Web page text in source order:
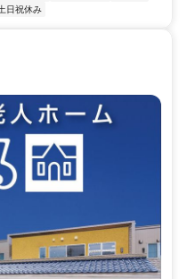
日祝休み